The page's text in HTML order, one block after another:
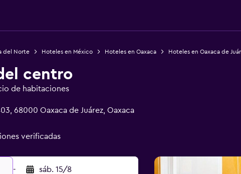
del Norte Hoteles en México Hoteles en Oaxaca Hoteles en Oaxaca de
centro
de habitaciones
68000 Oaxaca de Juárez, Oaxaca
verificadas
- sáb. 15/8